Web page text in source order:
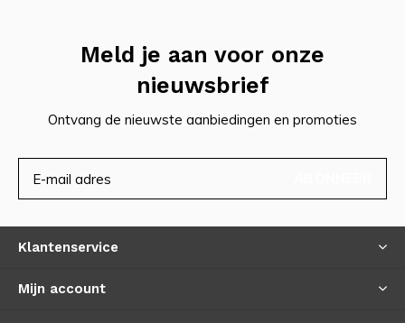
Meld je aan voor onze
nieuwsbrief
Ontvang de nieuwste aanbiedingen en promoties
Klantenservice
Mijn account